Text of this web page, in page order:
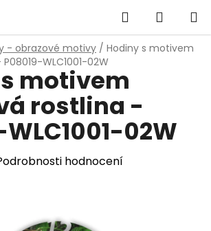
Hledat
KOŠÍK
- obrazové motivy / Hodiny s motivem
WLC1001-02W
motivem
rostlina -
02W
hodnocení